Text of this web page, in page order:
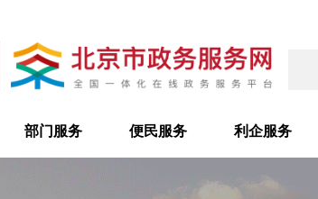
部门服务 便民服务 利企服务